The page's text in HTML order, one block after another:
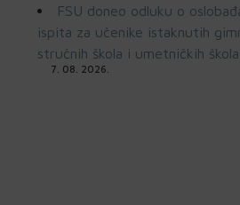
FSU doneo odluku o
ispita za učenike istaknutih
stručnih škola i umetničkih škola
7. 08. 2026.